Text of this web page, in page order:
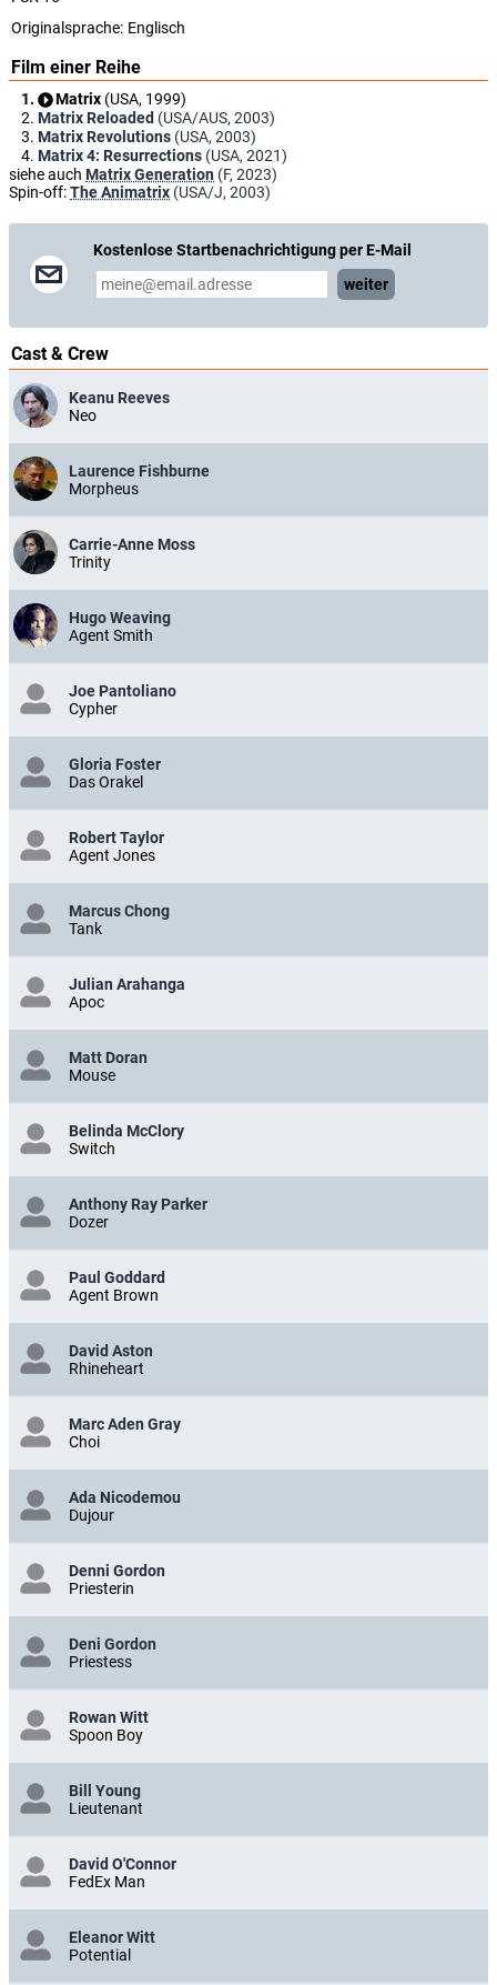
Originalsprache: Englisch
Film einer Reihe
Matrix (USA, 1999)
Matrix Reloaded (USA/AUS, 2003)
Matrix Revolutions (USA, 2003)
Matrix 4: Resurrections (USA, 2021)
siehe auch Matrix Generation (F, 2023)
Spin-off:The Animatrix (USA/J, 2003)
Kostenlose Startbenachrichtigung per E-Mail
weiter
Cast & Crew
Keanu Reeves
Neo
Laurence Fishburne
Morpheus
Carrie-Anne Moss
Trinity
Hugo Weaving
Agent Smith
Joe Pantoliano
Cypher
Gloria Foster
Das Orakel
Robert Taylor
Agent Jones
Marcus Chong
Tank
Julian Arahanga
Apoc
Matt Doran
Mouse
Belinda McClory
Switch
Anthony Ray Parker
Dozer
Paul Goddard
Agent Brown
David Aston
Rhineheart
Marc Aden Gray
Choi
Ada Nicodemou
Dujour
Denni Gordon
Priesterin
Deni Gordon
Priestess
Rowan Witt
Spoon Boy
Bill Young
Lieutenant
David O'Connor
FedEx Man
Eleanor Witt
Potential